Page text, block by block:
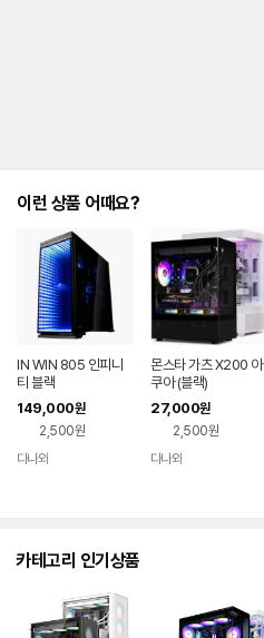
이런 상품 어때요?
IN WIN 805 인피니
티 블랙
149,000원
2,500원
다나와
몬스타 가츠 X200 아
쿠아 (블랙)
27,000원
2,500원
다나와
카테고리 인기상품